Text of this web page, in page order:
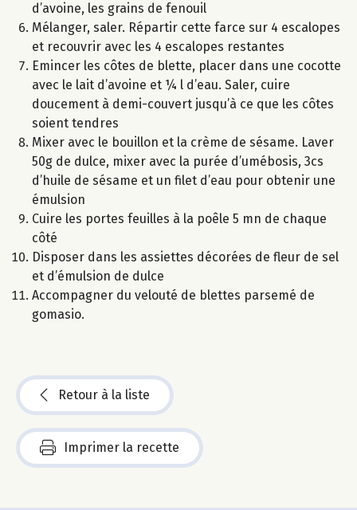
d’avoine, les grains de fenouil
Mélanger, saler. Répartir cette farce sur 4 escalopes
et recouvrir avec les 4 escalopes restantes
Emincer les côtes de blette, placer dans une cocotte
avec le lait d’avoine et ¼ l d’eau. Saler, cuire
doucement à demi-couvert jusqu’à ce que les côtes
soient tendres
Mixer avec le bouillon et la crème de sésame. Laver
50g de dulce, mixer avec la purée d’umébosis, 3cs
d’huile de sésame et un filet d’eau pour obtenir une
émulsion
Cuire les portes feuilles à la poêle 5 mn de chaque
côté
Disposer dans les assiettes décorées de fleur de sel
et d’émulsion de dulce
Accompagner du velouté de blettes parsemé de
gomasio.
Retour à la liste
Imprimer la recette